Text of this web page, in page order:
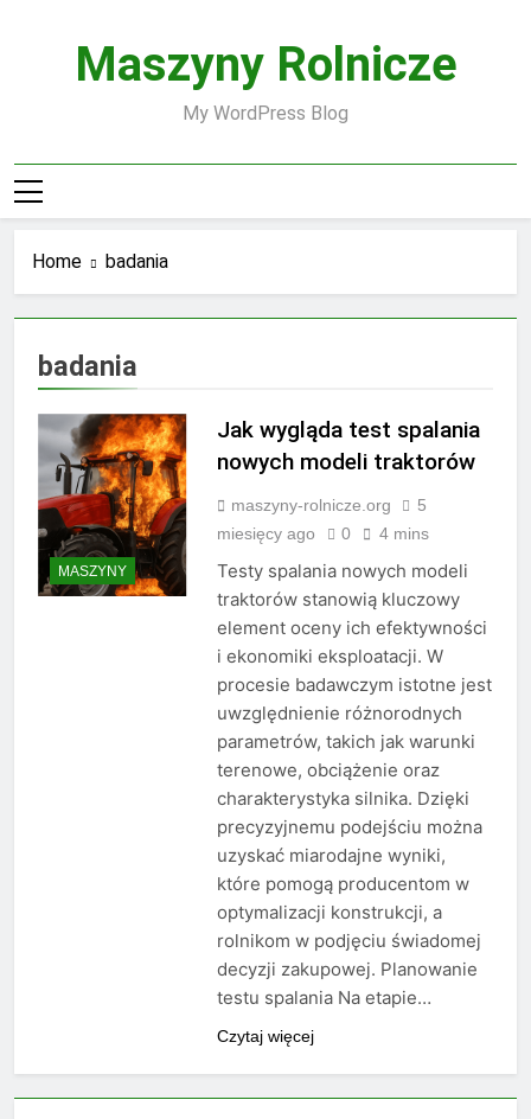
Maszyny Rolnicze
My WordPress Blog
Home badania
badania
MASZYNY
Jak wygląda test spalania
nowych modeli traktorów
maszyny-rolnicze.org
5
miesięcy ago
0 4 mins
Testy spalania nowych modeli
traktorów stanowią kluczowy
element oceny ich efektywności
i ekonomiki eksploatacji. W
procesie badawczym istotne jest
uwzględnienie różnorodnych
parametrów, takich jak warunki
terenowe, obciążenie oraz
charakterystyka silnika. Dzięki
precyzyjnemu podejściu można
uzyskać miarodajne wyniki,
które pomogą producentom w
optymalizacji konstrukcji, a
rolnikom w podjęciu świadomej
decyzji zakupowej. Planowanie
testu spalania Na etapie…
Czytaj więcej